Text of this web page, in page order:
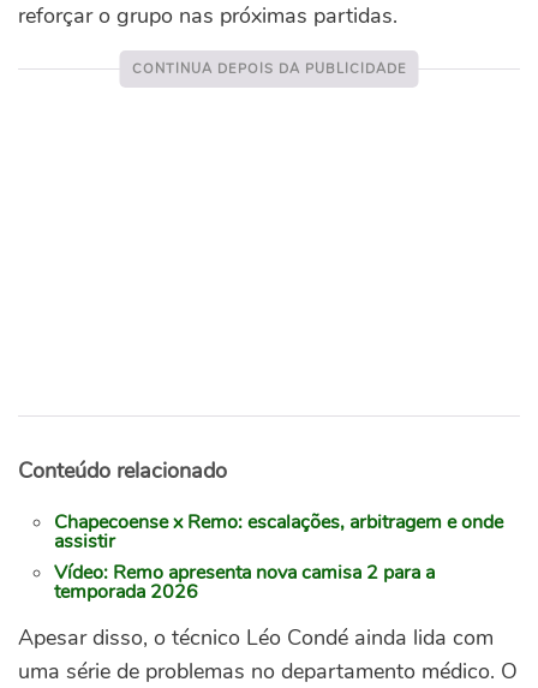
reforçar o grupo nas próximas partidas.
Conteúdo relacionado
Chapecoense x Remo: escalações, arbitragem e onde
assistir
Vídeo: Remo apresenta nova camisa 2 para a
temporada 2026
Apesar disso, o técnico Léo Condé ainda lida com
uma série de problemas no departamento médico. O